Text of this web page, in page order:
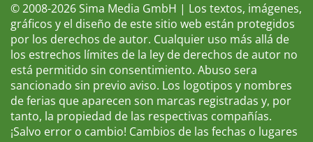
© 2008-2026 Sima Media GmbH | Los textos, imágenes,
gráficos y el diseño de este sitio web están protegidos
por los derechos de autor. Cualquier uso más allá de
los estrechos límites de la ley de derechos de autor no
está permitido sin consentimiento. Abuso sera
sancionado sin previo aviso. Los logotipos y nombres
de ferias que aparecen son marcas registradas y, por
tanto, la propiedad de las respectivas compañías.
¡Salvo error o cambio! Cambios de las fechas o lugares